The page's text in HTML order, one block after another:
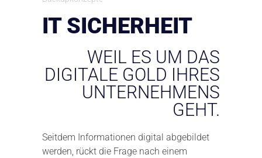
IT SICHERHEIT
WEIL ES UM DAS
DIGITALE GOLD IHRES
UNTERNEHMENS
GEHT.
Seitdem Informationen digital abgebildet
werden, rückt die Frage nach einem